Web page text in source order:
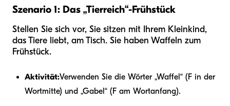
Szenario 1: Das „Tierreich“-Frühstück
Stellen Sie sich vor, Sie sitzen mit Ihrem Kleinkind,
das Tiere liebt, am Tisch. Sie haben Waffeln zum
Frühstück.
Aktivität:Verwenden Sie die Wörter „Waffel“ (F in der
Wortmitte) und „Gabel“ (F am Wortanfang).